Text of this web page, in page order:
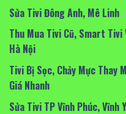
Sửa Tivi Đông Anh, Mê Linh
Thu Mua Tivi Cũ, Smart Tivi
Hà Nội
Tivi Bị Sọc, Chảy Mực Thay
Giá Nhanh
Sửa Tivi TP Vĩnh Phúc, Vĩnh